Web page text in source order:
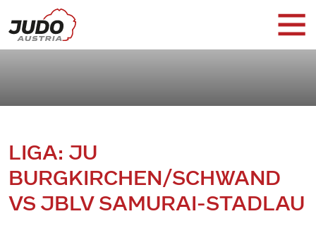
LIGA: JU
BURGKIRCHEN/SCHWAND
VS JBLV SAMURAI-STADLAU